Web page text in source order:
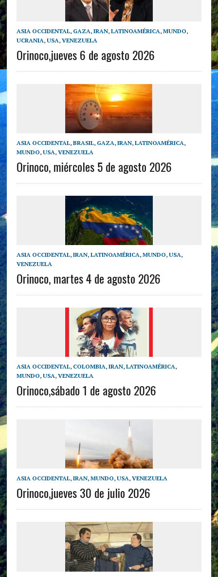
ASIA OCCIDENTAL, GAZA, IRAN, LATINOAMÉRICA, MUNDO,
UCRANIA, USA, VENEZUELA
Orinoco,jueves 6 de agosto 2026
ASIA OCCIDENTAL, BRASIL, GAZA, IRAN, LATINOAMÉRICA,
MUNDO, USA, VENEZUELA
Orinoco, miércoles 5 de agosto 2026
ASIA OCCIDENTAL, IRAN, LATINOAMÉRICA, MUNDO, USA,
VENEZUELA
Orinoco, martes 4 de agosto 2026
ASIA OCCIDENTAL, COLOMBIA, IRAN, LATINOAMÉRICA,
MUNDO, USA, VENEZUELA
Orinoco,sábado 1 de agosto 2026
ASIA OCCIDENTAL, IRAN, MUNDO, USA, VENEZUELA
Orinoco,jueves 30 de julio 2026